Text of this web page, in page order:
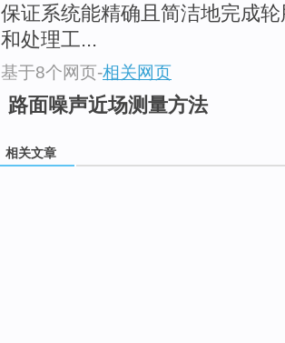
保证系统能精确且简洁地完成
和处理工...
基于8个网页-相关网页
路面噪声近场测量方法
相关文章